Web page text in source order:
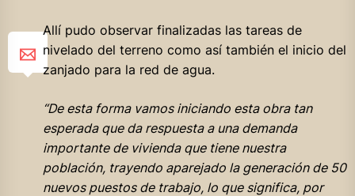
Allí pudo observar finalizadas las tareas de
nivelado del terreno como así también el inicio del
zanjado para la red de agua.
“De esta forma vamos iniciando esta obra tan
esperada que da respuesta a una demanda
importante de vivienda que tiene nuestra
población, trayendo aparejado la generación de 50
nuevos puestos de trabajo, lo que significa, por